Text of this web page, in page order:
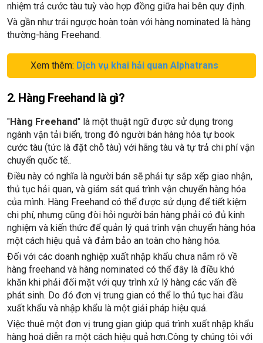
nhiệm trả cước tàu tuỳ vào hợp đồng giữa hai bên quy định.
Và gần như trái ngược hoàn toàn với hàng nominated là hàng
thường-hàng Freehand.
Xem thêm: Dịch vụ khai hải quan Alphatrans
2. Hàng Freehand là gì?
"Hàng Freehand" là một thuật ngữ được sử dụng trong
ngành vận tải biển, trong đó người bán hàng hóa tự book
cước tàu (tức là đặt chỗ tàu) với hãng tàu và tự trả chi phí vận
chuyển quốc tế..
Điều này có nghĩa là người bán sẽ phải tự sắp xếp giao nhận,
thủ tục hải quan, và giám sát quá trình vận chuyển hàng hóa
của mình. Hàng Freehand có thể được sử dụng để tiết kiệm
chi phí, nhưng cũng đòi hỏi người bán hàng phải có đủ kinh
nghiệm và kiến thức để quản lý quá trình vận chuyển hàng hóa
một cách hiệu quả và đảm bảo an toàn cho hàng hóa.
Đối với các doanh nghiệp xuất nhập khẩu chưa nắm rõ về
hàng freehand và hàng nominated có thể đây là điều khó
khăn khi phải đối mặt với quy trình xử lý hàng các vấn đề
phát sinh. Do đó đơn vị trung gian có thể lo thủ tục hai đầu
xuất khẩu và nhập khẩu là một giải pháp hiệu quả.
Việc thuê một đơn vị trung gian giúp quá trình xuất nhập khẩu
hàng hoá diễn ra một cách hiệu quả hơn.Công ty chúng tôi với